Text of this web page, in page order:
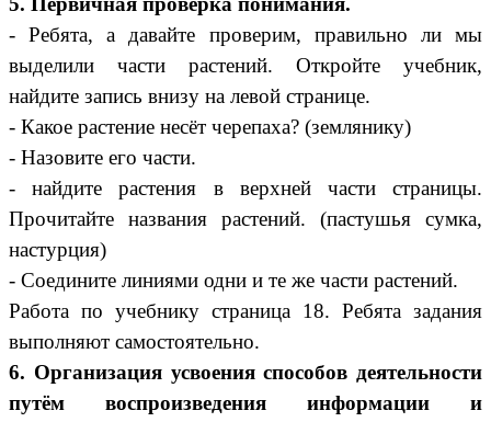
- Ребята, а давайте проверим, правильно ли мы
выделили части растений. Откройте учебник,
найдите запись внизу на левой странице.
- Какое растение несёт черепаха? (землянику)
- Назовите его части.
- найдите растения в верхней части страницы.
Прочитайте названия растений. (пастушья сумка,
настурция)
- Соедините линиями одни и те же части растений.
Работа по учебнику страница 18. Ребята задания
выполняют самостоятельно.
6. Организация усвоения способов деятельности
путём воспроизведения информации и